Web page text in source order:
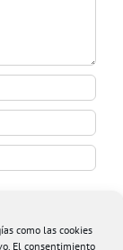
como las cookies
El consentimiento